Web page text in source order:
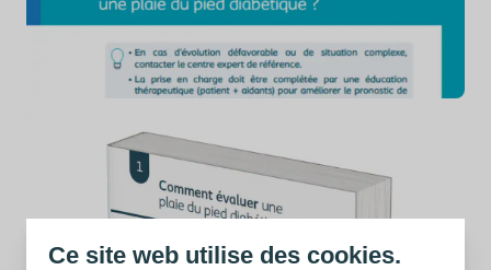
Ce site web utilise des cookies.